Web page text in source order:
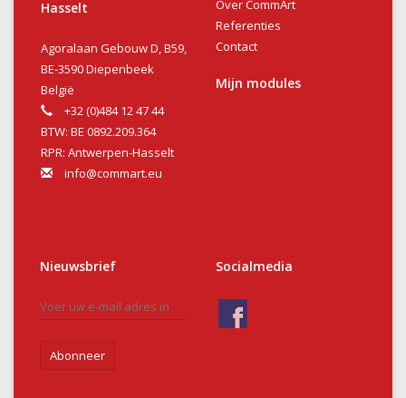
Hasselt
Agoralaan Gebouw D, B59,
BE-3590 Diepenbeek
België
+32 (0)484 12 47 44
BTW: BE 0892.209.364
RPR: Antwerpen-Hasselt
info@commart.eu
Over CommArt
Referenties
Contact
Mijn modules
Nieuwsbrief
Abonneer
Socialmedia